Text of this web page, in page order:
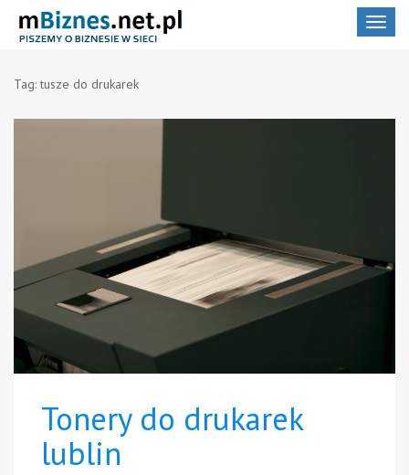
Toggle
Tag:tusze do drukarek
Tonery do drukarek
lublin